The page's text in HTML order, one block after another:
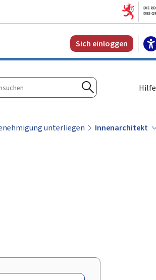
Sich einloggen
Suchen
Hilfe
unterliegen
Innenarchitekt